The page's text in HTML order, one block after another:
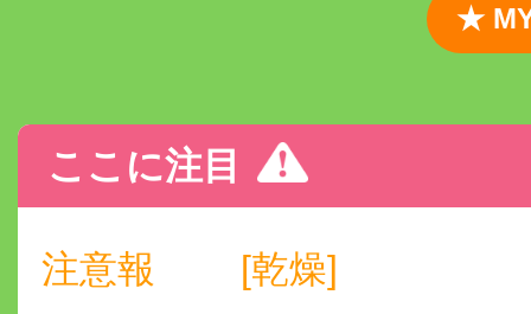
★
ここに注目
注意報 [乾燥]